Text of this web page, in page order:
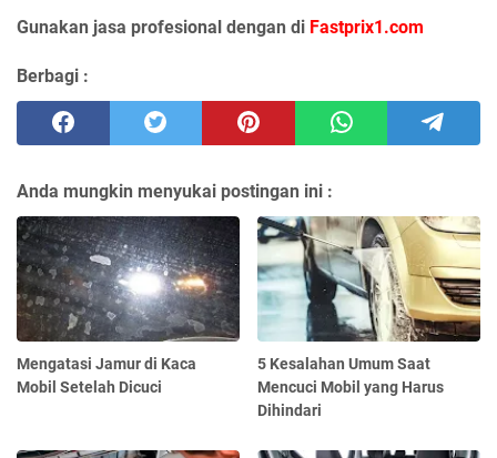
Gunakan jasa profesional dengan di Fastprix1.com
Berbagi :
Anda mungkin menyukai postingan ini :
Mengatasi Jamur di Kaca
Mobil Setelah Dicuci
5 Kesalahan Umum Saat
Mencuci Mobil yang Harus
Dihindari